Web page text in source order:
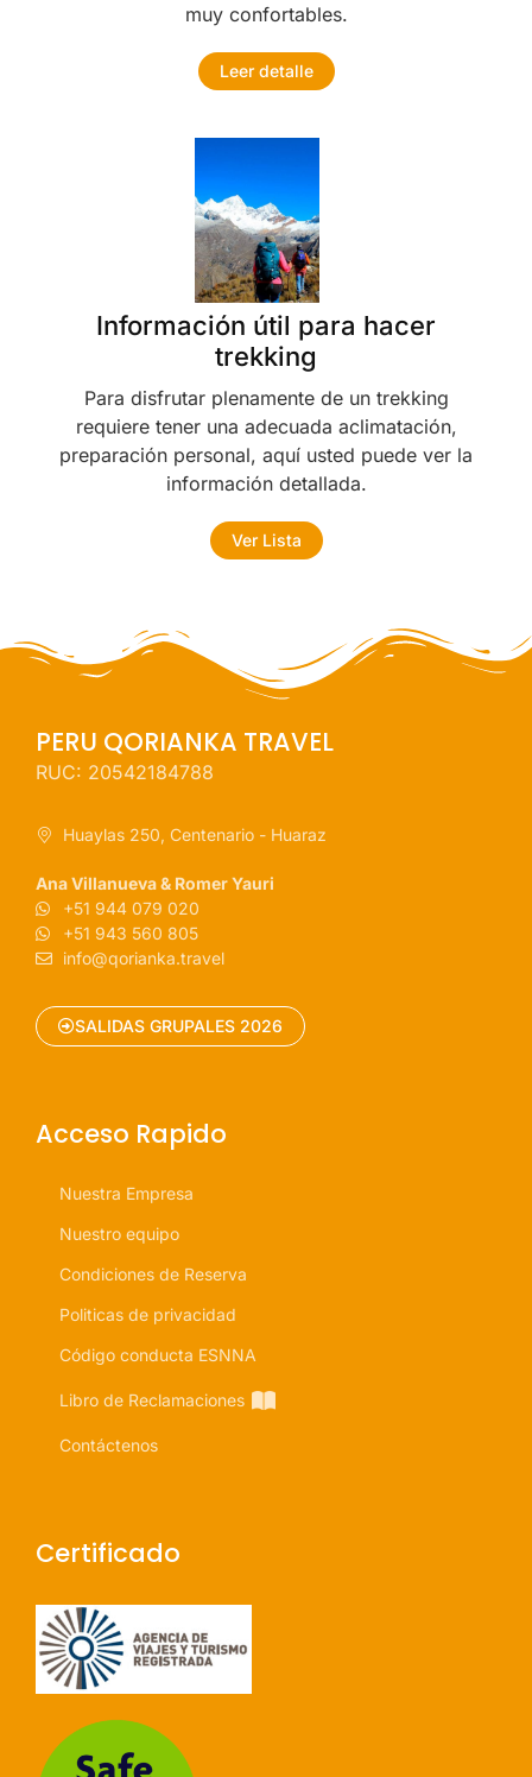
muy confortables.
Leer detalle
Información útil para hacer
trekking
Para disfrutar plenamente de un trekking
requiere tener una adecuada aclimatación,
preparación personal, aquí usted puede ver la
información detallada.
Ver Lista
PERU QORIANKA TRAVEL
RUC: 20542184788
Huaylas 250, Centenario - Huaraz
Ana Villanueva & Romer Yauri
+51 944 079 020
+51 943 560 805
info@qorianka.travel
SALIDAS GRUPALES 2026
Acceso Rapido
Nuestra Empresa
Nuestro equipo
Condiciones de Reserva
Politicas de privacidad
Código conducta ESNNA
Libro de Reclamaciones
Contáctenos
Certificado